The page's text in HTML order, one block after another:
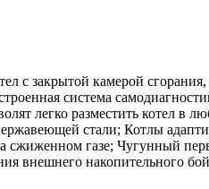
с закрытой камерой
система
легко разместить котел в
стали; Котлы
сжиженном газе; Чугунный
внешнего накопительного